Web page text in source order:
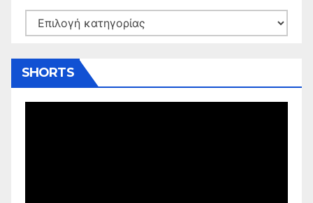
Kατηγορίες
SHORTS